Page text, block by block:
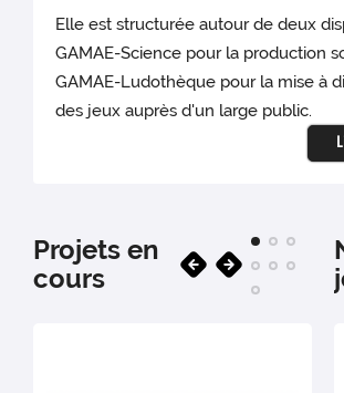
Elle est structurée autour de deux
GAMAE-Science pour la production
GAMAE-Ludothèque pour la mise à
des jeux auprès d'un large public.
Projets en
cours